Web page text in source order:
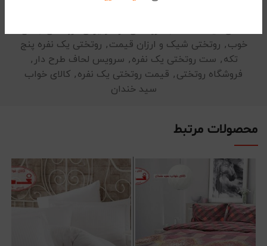
خوب, روتختی شیک و ارزان قیمت, روتختی یک نفره پنج
تکه, ست روتختی یک نفره, سرویس لحاف طرح دار ,
فروشگاه روتختی, قیمت روتختی یک نفره, کالای خواب
سید خندان
محصولات مرتبط